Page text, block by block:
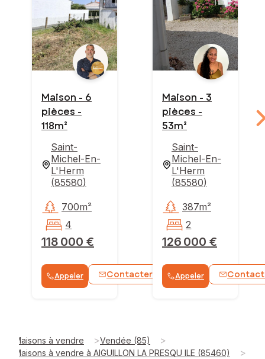
Maison - 6
pièces -
118m²
Saint-
Michel-En-
L'Herm
(85580)
118 000 €
700m²
4
Appeler Contacter WhatsApp
Maison - 3
pièces -
53m²
Saint-
Michel-En-
L'Herm
(85580)
126 000 €
387m²
2
Appeler
Maisons à vendre >Vendée (85) >
Maisons à vendre à AIGUILLON LA PRESQU ILE (85460) >